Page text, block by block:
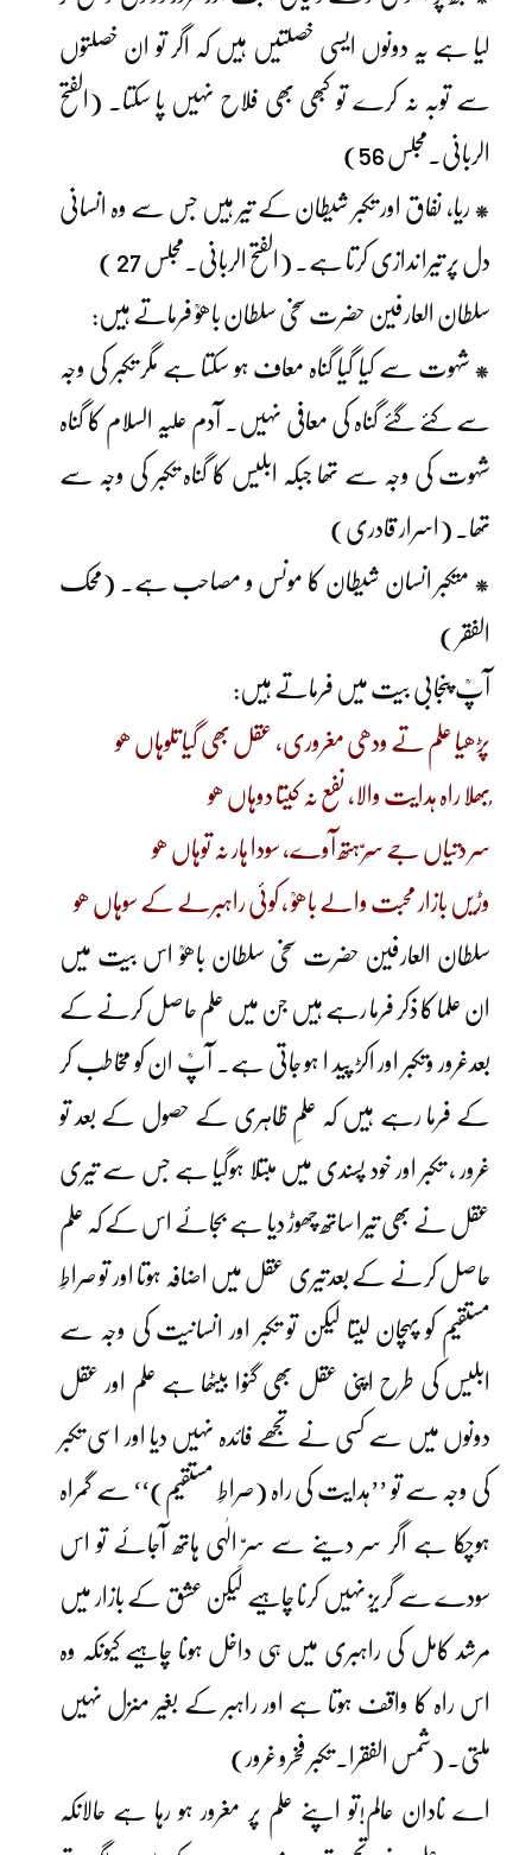
لیا ہے یہ دونوں ایسی خصلتیں ہیں کہ اگر تو ان خصلتوں
سے توبہ نہ کرے تو کبھی بھی فلاح نہیں پا سکتا۔ (الفتح
الربانی۔مجلس 56)
* ریا، نفاق اور تکبر شیطان کے تیر ہیں جس سے وہ انسانی
دل پر تیرا ندازی کرتا ہے۔ (الفتح الربانی۔مجلس 27 )
سلطان العارفین حضرت سخی سلطان باھوؒ فرماتے ہیں:
* شہوت سے کیا گیا گناہ معاف ہو سکتا ہے مگر تکبر کی وجہ
سے کئے گئے گناہ کی معافی نہیں۔ آدم علیہ السلام کا گناہ
شہوت کی وجہ سے تھا جبکہ ابلیس کا گناہ تکبر کی وجہ سے
تھا۔ (اسرار قادری)
* متکبر انسان شیطان کا مونس و مصاحب ہے۔ (محک
الفقر )
آپؒ پنجابی بیت میں فرماتے ہیں:
پڑھیا علم تے ودھی مغروری، عقل بھی گیا تلوہاں ھو
ُبھلا راہ ہدایت والا، نفع نہ کیتا دوہاں ھو
سر دتیاں جے سِرّ ہتھ آوے، سودا ہار نہ توہاں ھو
وڑیں بازار محبت والے باھوؒ ، کوئی راہبرلے کے سوہاں ھو
سلطان العارفین حضرت سخی سلطان باھوؒ اس بیت میں
ان علما کا ذکر فرما رہے ہیں جن میں علم حاصل کرنے کے
بعدغرور وتکبر اور اکڑ پید ا ہو جاتی ہے۔ آپؒ ان کو مخاطب کر
کے فرما رہے ہیں کہ علمِ ظاہری کے حصول کے بعد تو
غرور ، تکبر اور خود پسندی میں مبتلا ہوگیا ہے جس سے تیری
عقل نے بھی تیرا ساتھ چھوڑ دیا ہے بجائے اس کے کہ علم
حاصل کرنے کے بعدتیری عقل میں اضافہ ہوتا اور تو صراطِ
مستقیم کو پہچان لیتا لیکن تو تکبر اور انسانیت کی وجہ سے
ابلیس کی طرح اپنی عقل بھی گنوا بیٹھا ہے علم اور عقل
دونوں میں سے کسی نے تجھے فائدہ نہیں دیا اور اسی تکبر
کی وجہ سے تو ’’ہدایت کی راہ (صراطِ مستقیم)‘‘ سے گمراہ
ہوچکا ہے اگر سر دینے سے سرِّ الٰہی ہاتھ آجائے تو اس
سودے سے گریز نہیں کرنا چاہیے لیکن عشق کے بازار میں
مرشد کامل کی راہبری میں ہی داخل ہونا چاہیے کیونکہ وہ
اس راہ کا واقف ہوتا ہے اور راہبر کے بغیر منزل نہیں
ملتی۔ (شمس الفقرا۔ تکبر فخرو غرور)
اے نادان عالم!تو اپنے علم پر مغرور ہو رہا ہے حالانکہ